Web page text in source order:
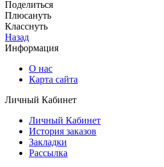
Поделиться
Плюсануть
Класснуть
Назад
Информация
О нас
Карта сайта
Личный Кабинет
Личный Кабинет
История заказов
Закладки
Рассылка